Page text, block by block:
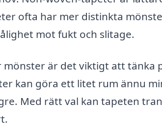
ofta har mer distinkta
mot fukt och slitage.
mönster är det viktigt att tänka
kan göra ett litet rum ännu
Med rätt val kan tapeten